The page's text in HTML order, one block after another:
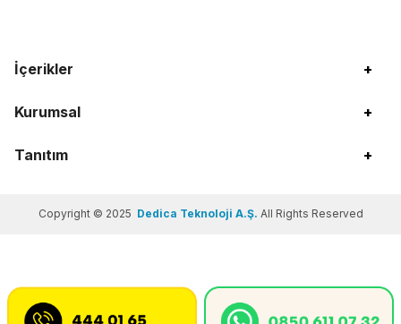
İçerikler +
Kurumsal +
Tanıtım +
Copyright © 2025 Dedica Teknoloji A.Ş. All Rights Reserved